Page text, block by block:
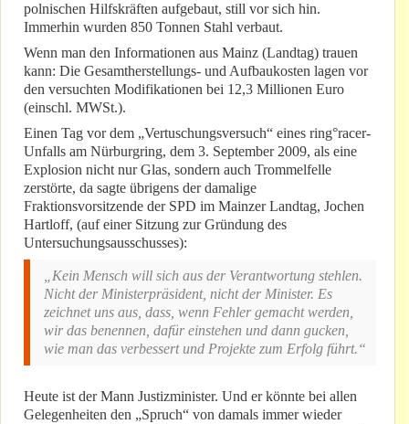
polnischen Hilfskräften aufgebaut, still vor sich hin.
Immerhin wurden 850 Tonnen Stahl verbaut.
Wenn man den Informationen aus Mainz (Landtag) trauen
kann: Die Gesamtherstellungs- und Aufbaukosten lagen vor
den versuchten Modifikationen bei 12,3 Millionen Euro
(einschl. MWSt.).
Einen Tag vor dem „Vertuschungsversuch“ eines ring°racer-
Unfalls am Nürburgring, dem 3. September 2009, als eine
Explosion nicht nur Glas, sondern auch Trommelfelle
zerstörte, da sagte übrigens der damalige
Fraktionsvorsitzende der SPD im Mainzer Landtag, Jochen
Hartloff, (auf einer Sitzung zur Gründung des
Untersuchungsausschusses):
„Kein Mensch will sich aus der Verantwortung stehlen.
Nicht der Ministerpräsident, nicht der Minister. Es
zeichnet uns aus, dass, wenn Fehler gemacht werden,
wir das benennen, dafür einstehen und dann gucken,
wie man das verbessert und Projekte zum Erfolg führt.“
Heute ist der Mann Justizminister. Und er könnte bei allen
Gelegenheiten den „Spruch“ von damals immer wieder